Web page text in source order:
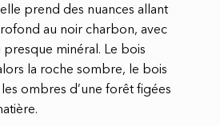
prend des nuances allant
au noir charbon, avec
presque minéral. Le bois
la roche sombre, le bois
ombres d’une forêt figées